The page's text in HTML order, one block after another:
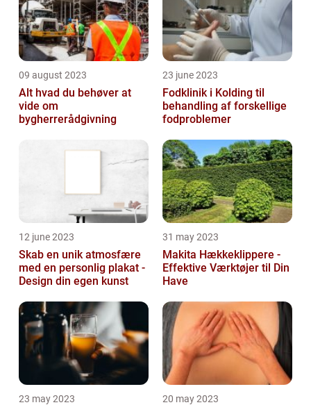
09 august 2023
Alt hvad du behøver at
vide om
bygherrerådgivning
23 june 2023
Fodklinik i Kolding til
behandling af forskellige
fodproblemer
12 june 2023
Skab en unik atmosfære
med en personlig plakat -
Design din egen kunst
31 may 2023
Makita Hækkeklippere -
Effektive Værktøjer til Din
Have
23 may 2023 20 may 2023